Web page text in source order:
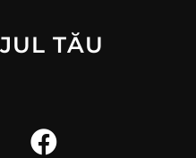
TĂU